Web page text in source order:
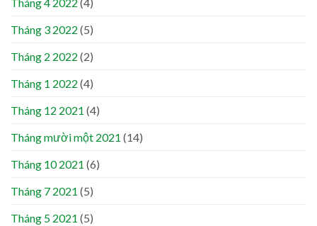
Tháng 4 2022 (4)
Tháng 3 2022 (5)
Tháng 2 2022 (2)
Tháng 1 2022 (4)
Tháng 12 2021 (4)
Tháng mười một 2021 (14)
Tháng 10 2021 (6)
Tháng 7 2021 (5)
Tháng 5 2021 (5)